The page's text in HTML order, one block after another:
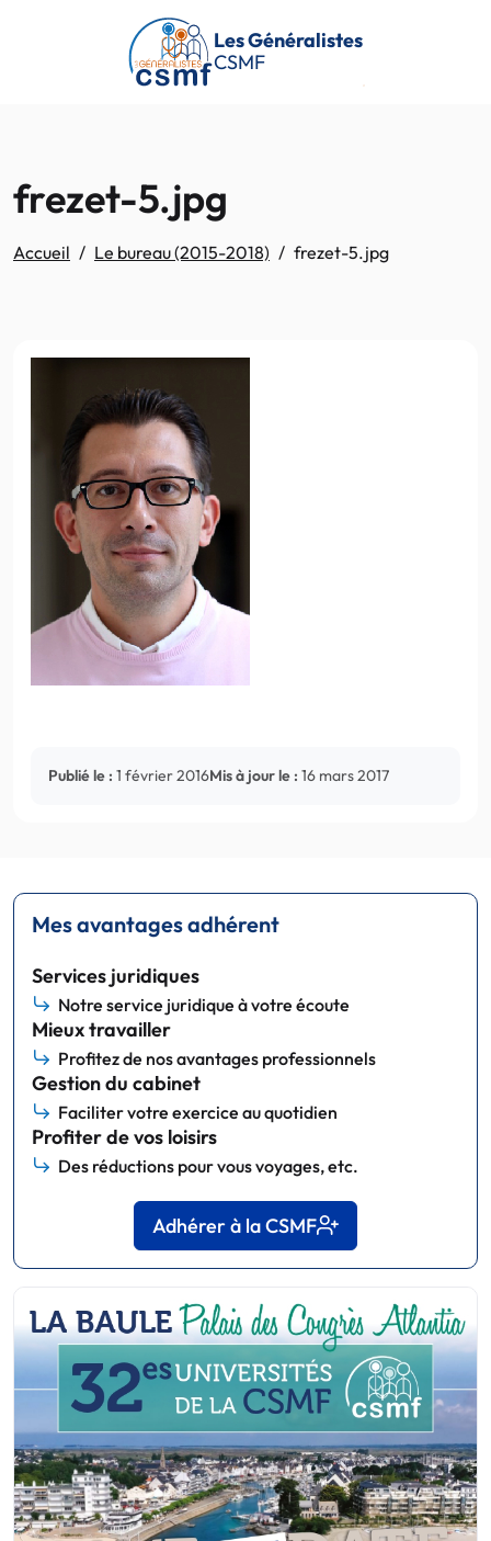
Passer au contenu principal
Les Généralistes
CSMF
frezet-5.jpg
Accueil Le bureau (2015-2018) frezet-5.jpg
Publié le : 1 février 2016Mis à jour le : 16 mars 2017
Mes avantages adhérent
Services juridiques
Notre service juridique à votre écoute
Mieux travailler
Profitez de nos avantages professionnels
Gestion du cabinet
Faciliter votre exercice au quotidien
Profiter de vos loisirs
Des réductions pour vous voyages, etc.
Adhérer à la CSMF